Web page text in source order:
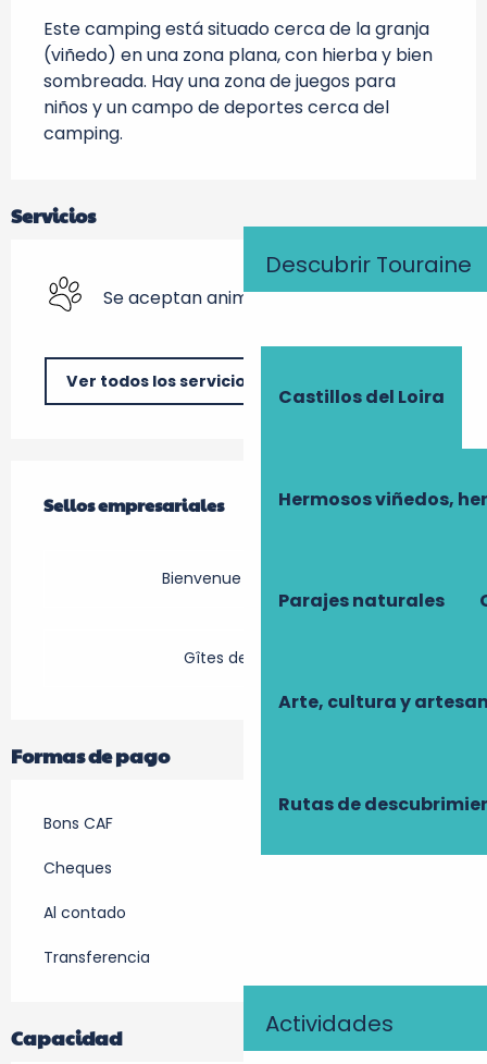
Descubrir Touraine
Castillos del Loira
Hermosos viñedos,
Parajes naturales
Arte, cultura y
Rutas de
Actividades
Este camping está situado cerca de la granja
(viñedo) en una zona plana, con hierba y bien
sombreada. Hay una zona de juegos para
niños y un campo de deportes cerca del
camping.
Servicios
Se aceptan animales
Ver todos los servicios
Sellos empresariales
Sellos empresariales
Bienvenue à la ferme
Gîtes de France
Formas de pago
Bons CAF
Cheques
Al contado
Transferencia
Capacidad